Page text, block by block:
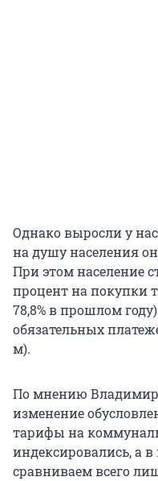
Однако выросли у
на душу населения
При этом население
процент на покупки
78,8% в прошлом
обязательных
м).
По мнению
изменение
тарифы на
индексировались, а
сравниваем всего